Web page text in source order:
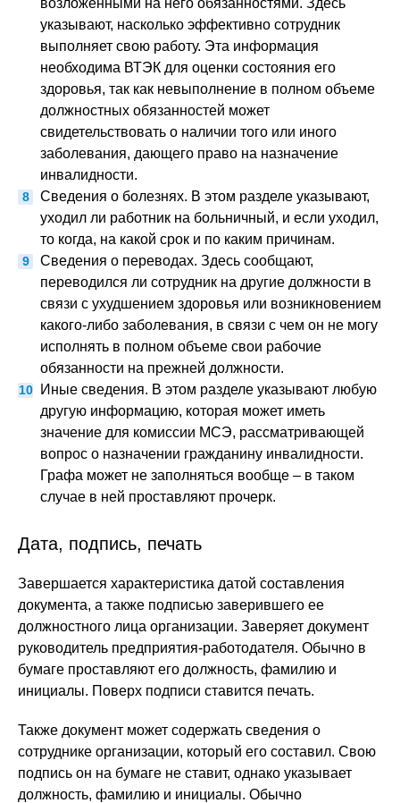
возложенными на него обязанностями. Здесь
указывают, насколько эффективно сотрудник
выполняет свою работу. Эта информация
необходима ВТЭК для оценки состояния его
здоровья, так как невыполнение в полном объеме
должностных обязанностей может
свидетельствовать о наличии того или иного
заболевания, дающего право на назначение
инвалидности.
Сведения о болезнях. В этом разделе указывают,
уходил ли работник на больничный, и если уходил,
то когда, на какой срок и по каким причинам.
Сведения о переводах. Здесь сообщают,
переводился ли сотрудник на другие должности в
связи с ухудшением здоровья или возникновением
какого-либо заболевания, в связи с чем он не могу
исполнять в полном объеме свои рабочие
обязанности на прежней должности.
Иные сведения. В этом разделе указывают любую
другую информацию, которая может иметь
значение для комиссии МСЭ, рассматривающей
вопрос о назначении гражданину инвалидности.
Графа может не заполняться вообще – в таком
случае в ней проставляют прочерк.
Дата, подпись, печать
Завершается характеристика датой составления
документа, а также подписью заверившего ее
должностного лица организации. Заверяет документ
руководитель предприятия-работодателя. Обычно в
бумаге проставляют его должность, фамилию и
инициалы. Поверх подписи ставится печать.
Также документ может содержать сведения о
сотруднике организации, который его составил. Свою
подпись он на бумаге не ставит, однако указывает
должность, фамилию и инициалы. Обычно